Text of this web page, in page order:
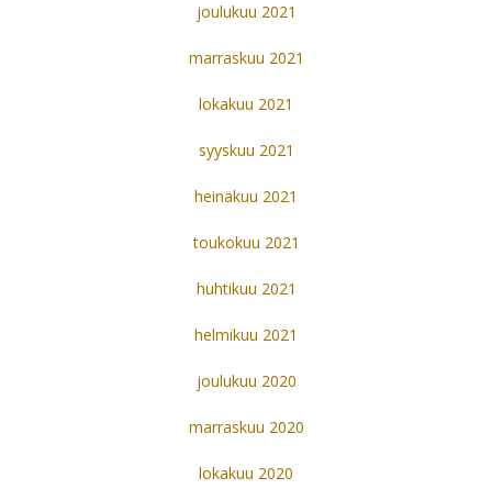
joulukuu 2021
marraskuu 2021
lokakuu 2021
syyskuu 2021
heinäkuu 2021
toukokuu 2021
huhtikuu 2021
helmikuu 2021
joulukuu 2020
marraskuu 2020
lokakuu 2020